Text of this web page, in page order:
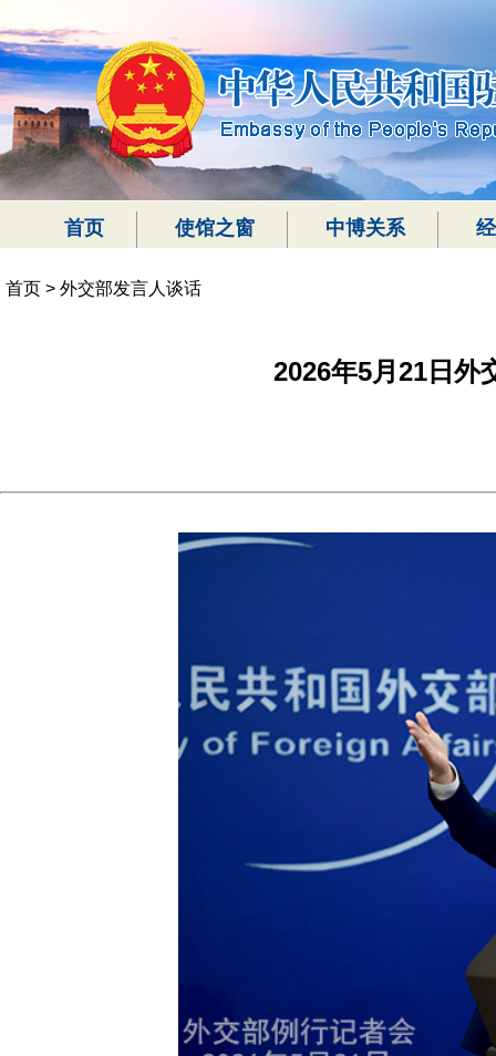
首页 使馆之窗 中博关系
首页 > 外交部发言人谈话
2026年5月21日外